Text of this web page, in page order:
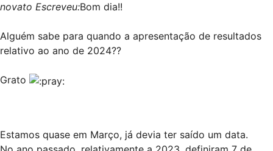
novato Escreveu:Bom dia!!
Alguém sabe para quando a apresentação de resultados
relativo ao ano de 2024??
Grato
Estamos quase em Março, já devia ter saído um data.